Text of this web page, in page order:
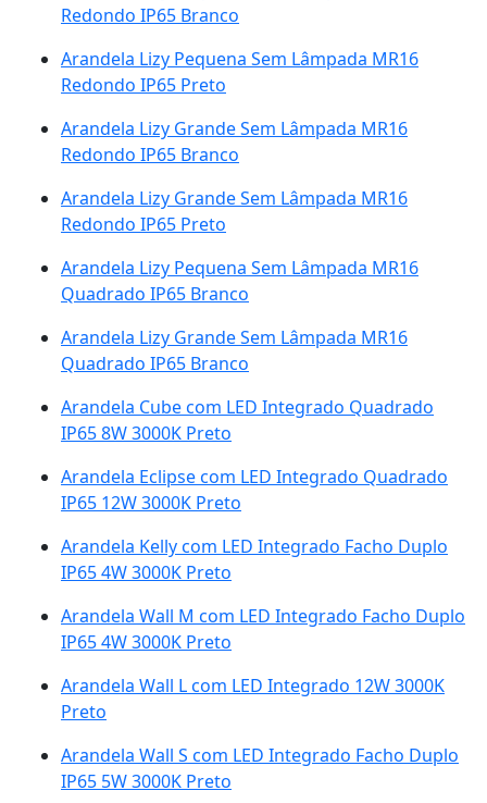
Redondo IP65 Branco
Arandela Lizy Pequena Sem Lâmpada MR16
Redondo IP65 Preto
Arandela Lizy Grande Sem Lâmpada MR16
Redondo IP65 Branco
Arandela Lizy Grande Sem Lâmpada MR16
Redondo IP65 Preto
Arandela Lizy Pequena Sem Lâmpada MR16
Quadrado IP65 Branco
Arandela Lizy Grande Sem Lâmpada MR16
Quadrado IP65 Branco
Arandela Cube com LED Integrado Quadrado
IP65 8W 3000K Preto
Arandela Eclipse com LED Integrado Quadrado
IP65 12W 3000K Preto
Arandela Kelly com LED Integrado Facho Duplo
IP65 4W 3000K Preto
Arandela Wall M com LED Integrado Facho Duplo
IP65 4W 3000K Preto
Arandela Wall L com LED Integrado 12W 3000K
Preto
Arandela Wall S com LED Integrado Facho Duplo
IP65 5W 3000K Preto